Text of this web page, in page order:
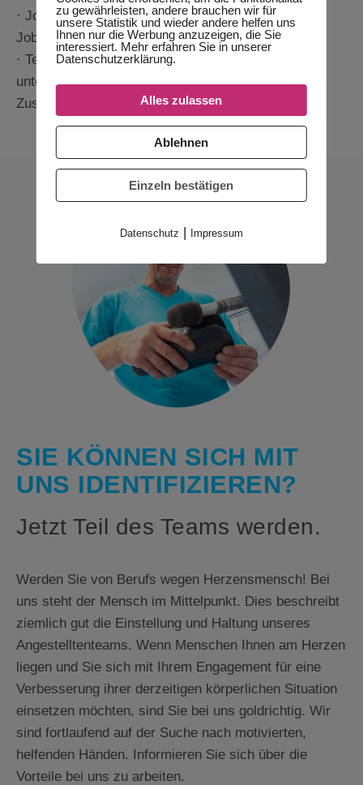
· Jobrad: Bleiben Sie mobil und fit mit unserem
Jobrad-Angebot.
· Teamgeist: Arbeiten Sie in einem motivierten und
unterstützenden Team, das Spaß an der
Zusammenarbeit hat.
SIE KÖNNEN SICH MIT
UNS IDENTIFIZIEREN?
Jetzt Teil des Teams werden.
Werden Sie von Berufs wegen Herzensmensch! Bei
uns steht der Mensch im Mittelpunkt. Dies beschreibt
ziemlich gut die Einstellung und Haltung unseres
Angestelltenteams. Wenn Menschen Ihnen am Herzen
liegen und Sie sich mit Ihrem Engagement für eine
Verbesserung ihrer derzeitigen körperlichen Situation
einsetzen möchten, sind Sie bei uns goldrichtig. Wir
sind fortlaufend auf der Suche nach motivierten,
helfenden Händen. Informieren Sie sich über die
Vorteile bei uns zu arbeiten.
zu gewährleisten, andere brauchen wir für
unsere Statistik und wieder andere helfen uns
Ihnen nur die Werbung anzuzeigen, die Sie
interessiert. Mehr erfahren Sie in unserer
Datenschutzerklärung.
Alles zulassen
Ablehnen
Einzeln bestätigen
Datenschutz | Impressum